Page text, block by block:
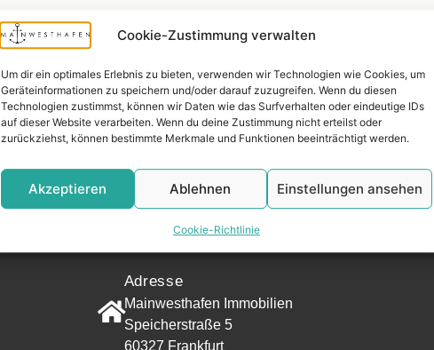
Cookie-Zustimmung verwalten
Um dir ein optimales Erlebnis zu bieten, verwenden wir Technologien wie Cookies, um
Geräteinformationen zu speichern und/oder darauf zuzugreifen. Wenn du diesen
Technologien zustimmst, können wir Daten wie das Surfverhalten oder eindeutige IDs
auf dieser Website verarbeiten. Wenn du deine Zustimmung nicht erteilst oder
zurückziehst, können bestimmte Merkmale und Funktionen beeinträchtigt werden.
Akzeptieren Ablehnen Einstellungen ansehen
Cookie-Richtlinie
KONTAKT
Adresse
Mainwesthafen Immobilien
Speicherstraße 5
60327 Frankfurt
Widerrufsrecht